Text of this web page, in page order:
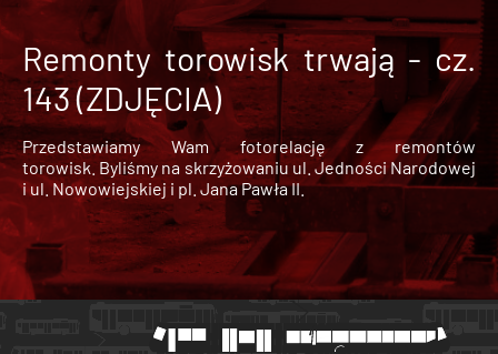
Remonty torowisk trwają - cz.
143 (ZDJĘCIA)
Przedstawiamy Wam fotorelację z remontów
torowisk. Byliśmy na skrzyżowaniu ul. Jedności Narodowej
i ul. Nowowiejskiej i pl. Jana Pawła II.